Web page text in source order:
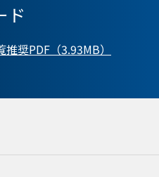
ド
推奨PDF（3.93MB）